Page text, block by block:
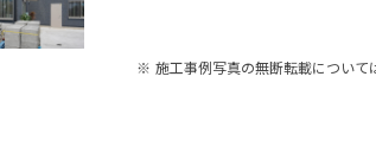
※ 施工事例写真の無断転載について